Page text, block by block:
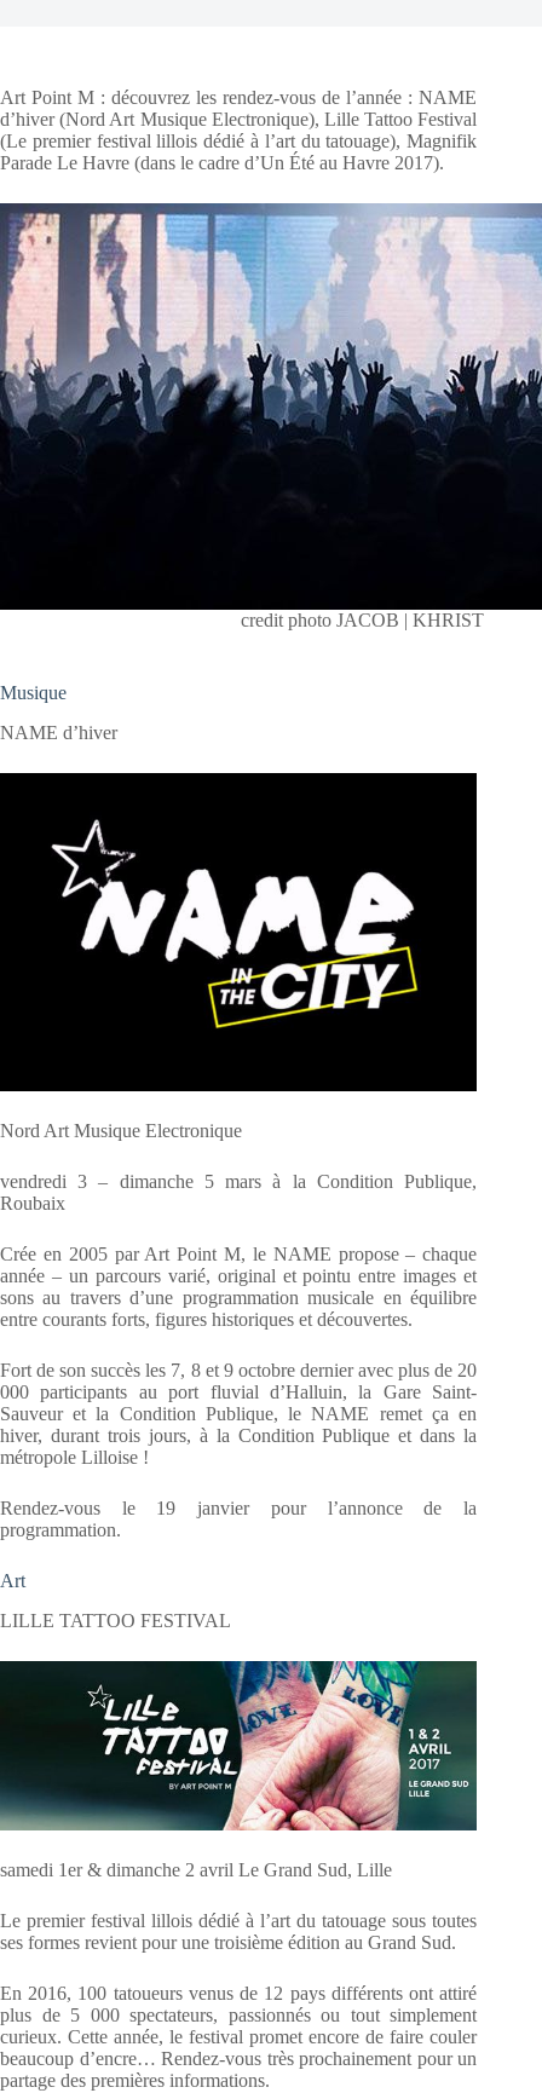
Art Point M : découvrez les rendez-vous de l’année : NAME
d’hiver (Nord Art Musique Electronique), Lille Tattoo Festival
(Le premier festival lillois dédié à l’art du tatouage), Magnifik
Parade Le Havre (dans le cadre d’Un Été au Havre 2017).
credit photo JACOB | KHRIST
Musique
NAME d’hiver
Nord Art Musique Electronique
vendredi 3 – dimanche 5 mars à la Condition Publique,
Roubaix
Crée en 2005 par Art Point M, le NAME propose – chaque
année – un parcours varié, original et pointu entre images et
sons au travers d’une programmation musicale en équilibre
entre courants forts, figures historiques et découvertes.
Fort de son succès les 7, 8 et 9 octobre dernier avec plus de 20
000 participants au port fluvial d’Halluin, la Gare Saint-
Sauveur et la Condition Publique, le NAME remet ça en
hiver, durant trois jours, à la Condition Publique et dans la
métropole Lilloise !
Rendez-vous le 19 janvier pour l’annonce de la
programmation.
Art
LILLE TATTOO FESTIVAL
samedi 1er & dimanche 2 avril Le Grand Sud, Lille
Le premier festival lillois dédié à l’art du tatouage sous toutes
ses formes revient pour une troisième édition au Grand Sud.
En 2016, 100 tatoueurs venus de 12 pays différents ont attiré
plus de 5 000 spectateurs, passionnés ou tout simplement
curieux. Cette année, le festival promet encore de faire couler
beaucoup d’encre… Rendez-vous très prochainement pour un
partage des premières informations.